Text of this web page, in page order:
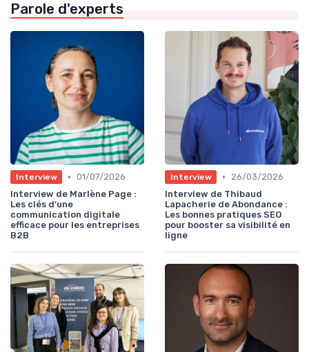
Parole d'experts
Interview • 01/07/2026
Interview de Marlène Page :
Les clés d'une
communication digitale
efficace pour les entreprises
B2B
Interview •
26/03/2026
Interview de Thibaud
Lapacherie de Abondance :
Les bonnes pratiques SEO
pour booster sa visibilité en
ligne